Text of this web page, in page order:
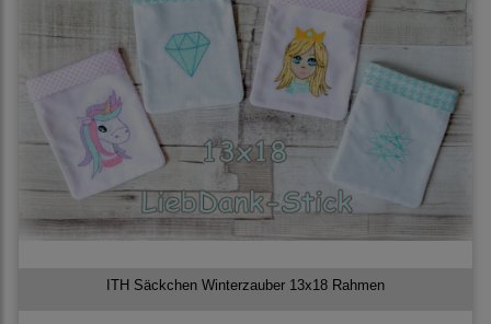
ITH Säckchen Winterzauber 13x18 Rahmen